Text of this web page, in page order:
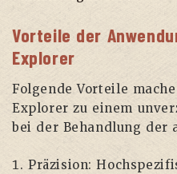
Vorteile der
Explorer
Folgende Vorteile
Explorer zu einem
bei der Behandlung der
Präzision: